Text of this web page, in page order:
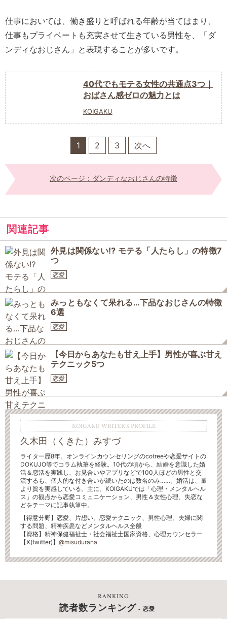
仕事においては、働き盛りと呼ばれる年齢が当てはまり、
仕事もプライベートも充実させて生きている男性を、「ダ
ンディなおじさん」と表現することが多いです。
40代でもモテる女性の共通点3つ｜
おばさん感ゼロの魅力とは
KOIGAKU
1 2 3 次へ
次のページ：ダンディなおじさんの特徴
関連記事
外見は関係ない⁉ モテる「人たらし」の特徴7
つ
恋愛
みっともなくて呆れる…下品なおじさんの特徴
6選
恋愛
【今日からあなたも甘え上手】男性が喜ぶ甘え
テクニック5つ
恋愛
KOIGAKU WRITER'S PROFILE
久木田（くきた）みすづ
ライター歴8年。オンラインカウンセリングのcotreeや恋愛サイトの
DOKUJO等でコラム執筆を経験。10代の頃から、結婚を意識した婚
活＆恋活を実践し、お見合いやアプリなどで100人ほどの男性と交
流するも、個人的な付き合いが続いたのは数名のみ……。婚活は、量
より質を実感している。主に、KOIGAKUでは「心理・メンタルヘル
ス」の観点から恋愛コミュニケーション、男性＆女性心理、失恋な
どをテーマに記事執筆中。
【得意分野】恋愛、片想い、恋愛テクニック、男性心理、夫婦に関
する問題、精神疾患などメンタルヘルス全般
【資格】精神保健福祉士・社会福祉士国家資格、心理カウンセラー
【X(twitter)】 @misudurana
RANKING
読者数ランキング - 恋愛